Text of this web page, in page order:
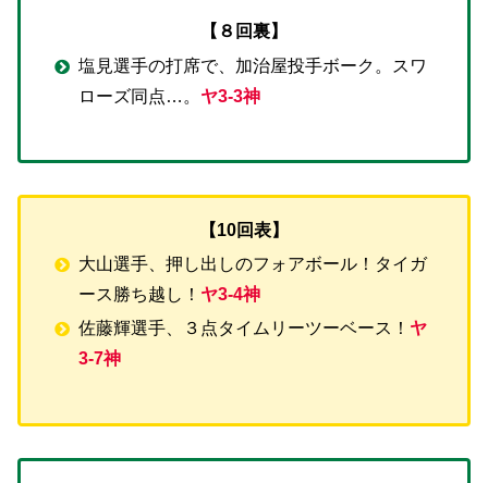
【８回裏】
塩見選手の打席で、加治屋投手ボーク。スワ
ローズ同点…。 ヤ3-3神
【10回表】
大山選手、押し出しのフォアボール！タイガ
ース勝ち越し！ ヤ3-4神
佐藤輝選手、３点タイムリーツーベース！ ヤ
3-7神